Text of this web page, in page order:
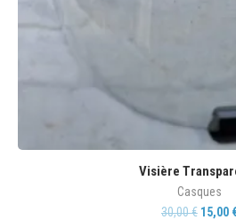
Visière
Casques
30,00€ 15,00